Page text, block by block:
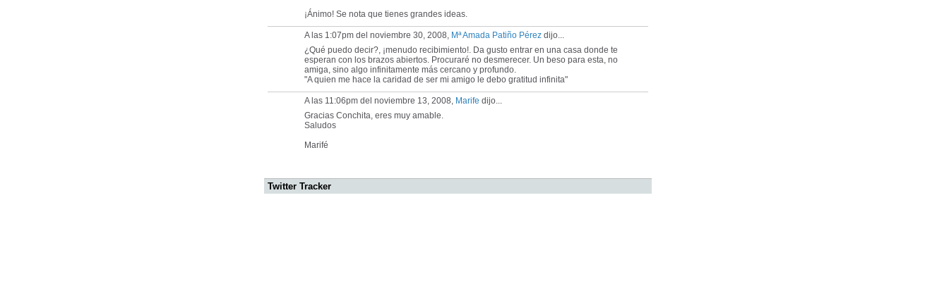
¡Ánimo! Se nota que tienes grandes ideas.
A las 1:07pm del noviembre 30, 2008, Mª Amada Patiño Pérez dijo...
¿Qué puedo decir?, ¡menudo recibimiento!. Da gusto entrar en una casa donde te
esperan con los brazos abiertos. Procuraré no desmerecer. Un beso para esta, no
amiga, sino algo infinitamente más cercano y profundo.
"A quien me hace la caridad de ser mi amigo le debo gratitud infinita"
A las 11:06pm del noviembre 13, 2008, Marife dijo...
Gracias Conchita, eres muy amable.
Saludos
Marifé
Twitter Tracker